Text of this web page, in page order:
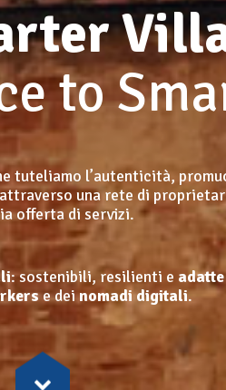
to
tuteliamo l’autenticità,
una rete di
offerta di servizi.
: sostenibili, resilienti e adatte
e deinomadi digitali.